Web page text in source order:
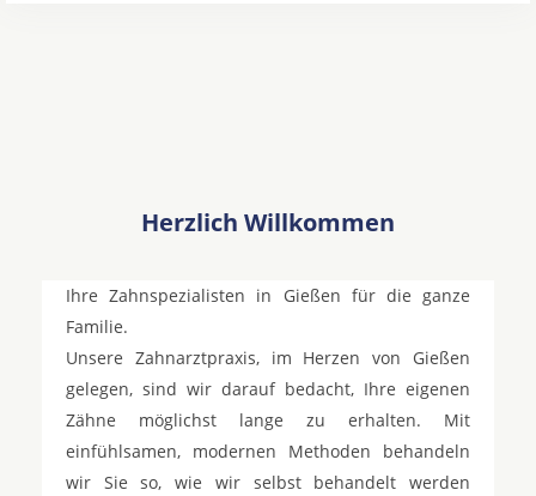
Herzlich Willkommen
Ihre Zahnspezialisten in Gießen für die ganze
Familie.
Unsere Zahnarztpraxis, im Herzen von Gießen
gelegen, sind wir darauf bedacht, Ihre eigenen
Zähne möglichst lange zu erhalten. Mit
einfühlsamen, modernen Methoden behandeln
wir Sie so, wie wir selbst behandelt werden